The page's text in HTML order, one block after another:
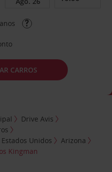
CARROS
Drive Avis
Estados Unidos
Arizona
Kingman